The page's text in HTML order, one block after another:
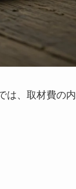
は、取材費の内